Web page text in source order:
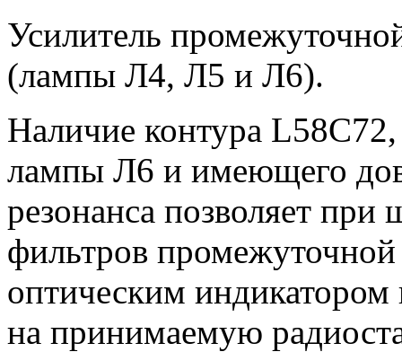
Усилитель
(лампы Л4, Л5 и Л6).
Наличие контура
лампы Л6 и имеющего
резонанса позволяет
фильтров
оптическим индикатором
на принимаемую